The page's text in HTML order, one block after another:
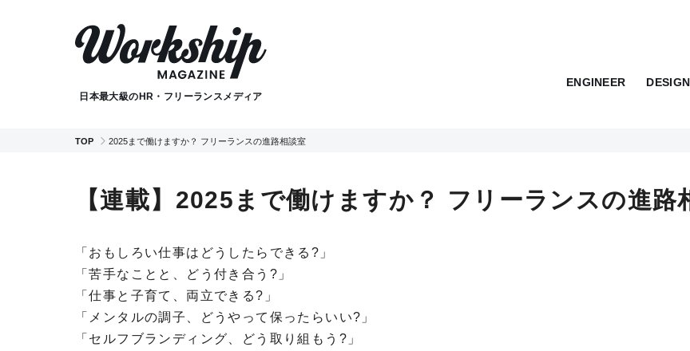
日本最大級のHR・フリーランスメディア
ENGINEER
TOP 2025まで働けますか？ フリーランスの進路相談室
【連載】2025まで働けますか？ フリーランスの進路
「おもしろい仕事はどうしたらできる?」
「苦手なことと、どう付き合う?」
「仕事と子育て、両立できる?」
「メンタルの調子、どうやって保ったらいい?」
「セルフブランディング、どう取り組もう?」